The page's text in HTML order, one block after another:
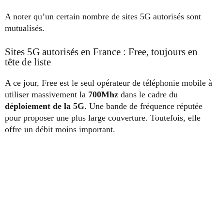
A noter qu’un certain nombre de sites 5G autorisés sont
mutualisés.
Sites 5G autorisés en France : Free, toujours en
tête de liste
A ce jour, Free est le seul opérateur de téléphonie mobile à
utiliser massivement la 700Mhz dans le cadre du
déploiement de la 5G. Une bande de fréquence réputée
pour proposer une plus large couverture. Toutefois, elle
offre un débit moins important.